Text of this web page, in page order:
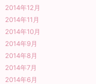
2014年12月
2014年11月
2014年10月
2014年9月
2014年8月
2014年7月
2014年6月